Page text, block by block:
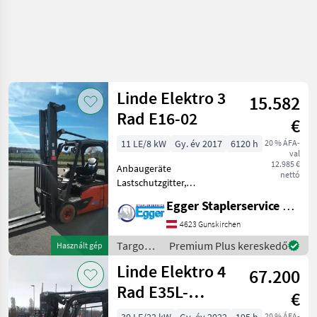
Használt gép
Linde Elektro 3
Rad E16-02
15.582
€
20 % ÁFA-
val
12.985 €
nettó
11 LE/8 kW Gy. év 2017
6120 h
Anbaugeräte
Lastschutzgitter,
Seitenschieber
Sonderausstattung 3.
Ventil, Arbeitsscheinwerfer
hinten, Arbeitsscheinwerfer
vorn,
Egger Staplerservice GmbH &Co KG
4623 Gunskirchen
Targoncák
és
raktártechnika
/ Linde
Premium Plus kereskedő
Linde Elektro 4
Rad E35L-
01/1252
67.200
€